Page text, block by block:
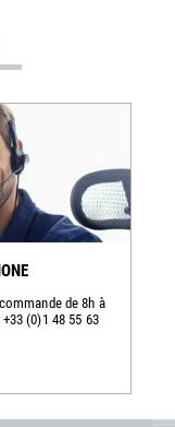
de 8h à
(0)1 48 55 63